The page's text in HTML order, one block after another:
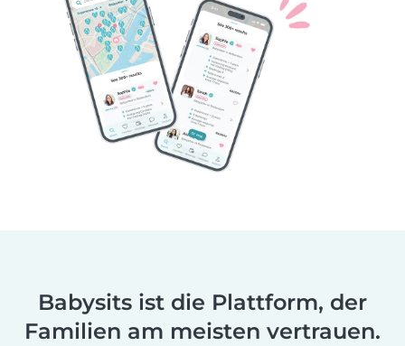
Babysits ist die Plattform, der
Familien am meisten vertrauen.